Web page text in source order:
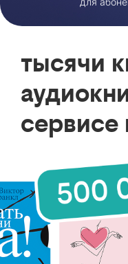
тысячи
сервисе